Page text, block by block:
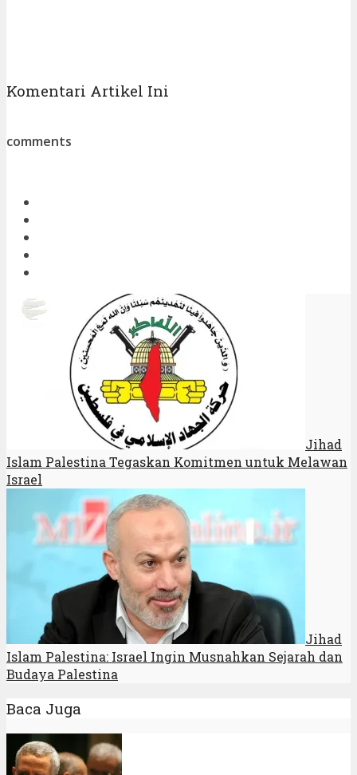
Komentari Artikel Ini
comments
Jihad
Islam Palestina Tegaskan Komitmen untuk Melawan
Israel
Jihad
Islam Palestina: Israel Ingin Musnahkan Sejarah dan
Budaya Palestina
Baca Juga